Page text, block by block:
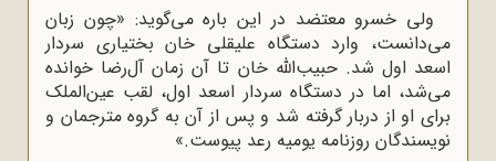
ولى خسرو معتضد در این باره مى‌گوید: «چون زبان
مى‌دانست، وارد دستگاه علیقلى خان بختیارى سردار
اسعد اول شد. حبیب‌الله خان تا آن زمان آل‌رضا خوانده
مى‌شد، اما در دستگاه سردار اسعد اول، لقب عین‌الملک
براى او از دربار گرفته شد و پس از آن به گروه مترجمان و
نویسندگان روزنامه یومیه رعد پیوست.»